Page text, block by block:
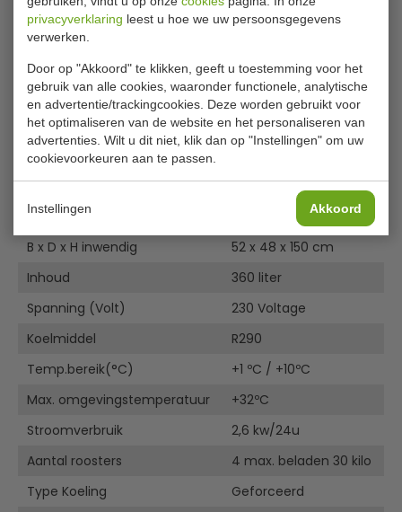
privacyverklaring leest u hoe we uw persoonsgegevens
verwerken.
Door op "Akkoord" te klikken, geeft u toestemming voor het
gebruik van alle cookies, waaronder functionele, analytische
en advertentie/trackingcookies. Deze worden gebruikt voor
het optimaliseren van de website en het personaliseren van
advertenties. Wilt u dit niet, klik dan op "Instellingen" om uw
cookievoorkeuren aan te passen.
Instellingen Akkoord
Aantal roosters 4
Model FCU 370
Manual_7455.21_Series
Exploded view 7455.2104 (2023)
EU DECLARATION OF CONFORMITY 7455.2100-2104
7455.2104 dimensions
7455.2104 Energy Label
Specificaties
Artikelnummer
7455.2104
B x D x H
61 x 61 x 197,3 cm
B x D x H inwendig
52 x 48 x 150 cm
Inhoud
360 liter
Spanning (Volt)
230 Voltage
Koelmiddel
R290
Temp.bereik(°C)
+1 ºC / +10ºC
Max. omgevingstemperatuur
+32ºC
Stroomverbruik
2,6 kw/24u
Aantal roosters
4 max. beladen 30 kilo
Type Koeling
Geforceerd